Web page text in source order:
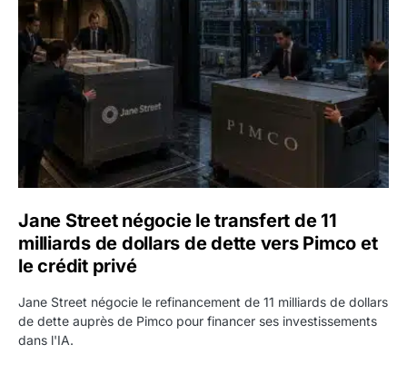
Jane Street négocie le transfert de 11
milliards de dollars de dette vers Pimco et
le crédit privé
Jane Street négocie le refinancement de 11 milliards de dollars
de dette auprès de Pimco pour financer ses investissements
dans l'IA.